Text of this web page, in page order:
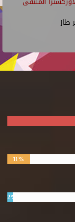
طاز
11%
2%